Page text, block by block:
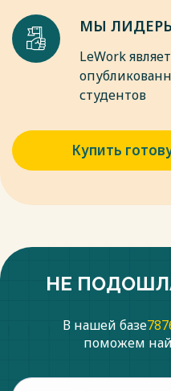
асфальтенов при
//Нефтехимия. – 2017. – Т.
11. Петров С. М. и др.
продуктов термической
присутствии
технология топлив и
Весь текст будет
МЫ
LeWork
студентов
Купить
НЕ
В нашей базе
поможем